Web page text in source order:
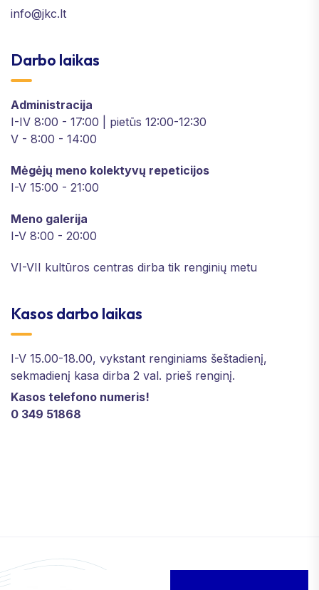
info@jkc.lt
Darbo laikas
Administracija
I-IV 8:00 - 17:00 | pietūs 12:00-12:30
V - 8:00 - 14:00
Mėgėjų meno kolektyvų repeticijos
I-V 15:00 - 21:00
Meno galerija
I-V 8:00 - 20:00
VI-VII kultūros centras dirba tik renginių metu
Kasos darbo laikas
I-V 15.00-18.00, vykstant renginiams šeštadienį,
sekmadienį kasa dirba 2 val. prieš renginį.
Kasos telefono numeris!
0 349 51868